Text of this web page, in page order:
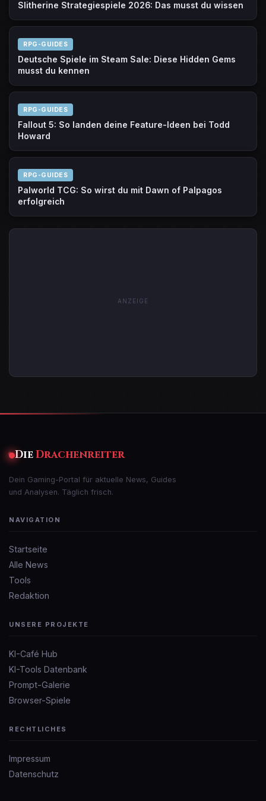
Slitherine Strategiespiele 2026: Das musst du wissen
RPG-GUIDES
Deutsche Spiele im Steam Sale: Diese Hidden Gems
musst du kennen
RPG-GUIDES
Fallout 5: So landen deine Feature-Ideen bei Todd
Howard
RPG-GUIDES
Palworld TCG: So wirst du mit Dawn of Palpagos
erfolgreich
ANZEIGE
DieDrachenreiter
Dein Gaming-Portal für aktuelle News, Guides
und Analysen. Täglich frisch.
NAVIGATION
Startseite
Alle News
Tools
Redaktion
UNSERE PROJEKTE
KI-Café Hub
KI-Tools Datenbank
Prompt-Galerie
Browser-Spiele
RECHTLICHES
Impressum
Datenschutz